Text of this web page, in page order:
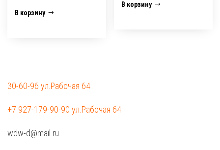
В корзину
В корзину
30-60-96 ул.Рабочая 64
+7 927-179-90-90 ул.Рабочая 64
wdw-d@mail.ru